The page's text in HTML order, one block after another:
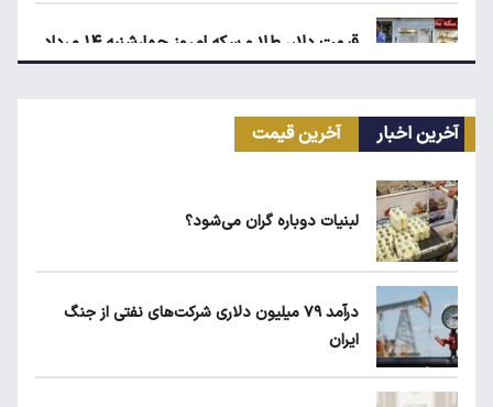
قیمت دلار، طلا و سکه امروز چهارشنبه ۱۴ مرداد
کیا اسپورتیج ۲۰۲۵ در ایران ارزش خرید دارد؟
آخرین اخبار آخرین قیمت
لبنیات دوباره گران می‌شود؟
درآمد ۷۹ میلیون دلاری شرکت‌های نفتی از جنگ
ایران